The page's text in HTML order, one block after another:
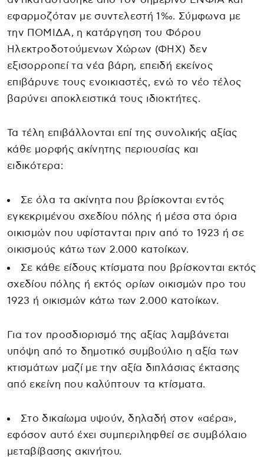
εφαρμοζόταν με συντελεστή 1‰. Σύμφωνα με
την ΠΟΜΙΔΑ, η κατάργηση του Φόρου
Ηλεκτροδοτούμενων Χώρων (ΦΗΧ) δεν
εξισορροπεί τα νέα βάρη, επειδή εκείνος
επιβάρυνε τους ενοικιαστές, ενώ το νέο τέλος
βαρύνει αποκλειστικά τους ιδιοκτήτες.
Τα τέλη επιβάλλονται επί της συνολικής αξίας
κάθε μορφής ακίνητης περιουσίας και
ειδικότερα:
Σε όλα τα ακίνητα που βρίσκονται εντός
εγκεκριμένου σχεδίου πόλης ή μέσα στα όρια
οικισμών που υφίστανται πριν από το 1923 ή σε
οικισμούς κάτω των 2.000 κατοίκων.
Σε κάθε είδους κτίσματα που βρίσκονται εκτός
σχεδίου πόλης ή εκτός ορίων οικισμών προ του
1923 ή οικισμών κάτω των 2.000 κατοίκων.
Για τον προσδιορισμό της αξίας λαμβάνεται
υπόψη από το δημοτικό συμβούλιο η αξία των
κτισμάτων μαζί με την αξία διπλάσιας έκτασης
από εκείνη που καλύπτουν τα κτίσματα.
Στο δικαίωμα υψούν, δηλαδή στον «αέρα»,
εφόσον αυτό έχει συμπεριληφθεί σε συμβόλαιο
μεταβίβασης ακινήτου.